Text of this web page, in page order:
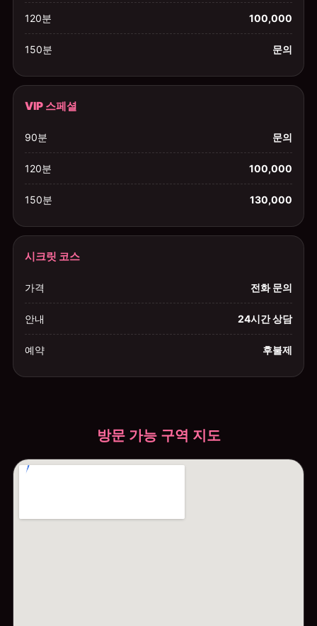
120분 100,000
150분 문의
VIP 스페셜
90분 문의
120분 100,000
150분 130,000
시크릿 코스
가격 전화 문의
안내 24시간 상담
예약 후불제
방문 가능 구역 지도